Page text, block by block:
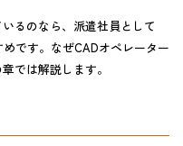
るのなら、派遣社員として
です。なぜCADオペレーター
では解説します。